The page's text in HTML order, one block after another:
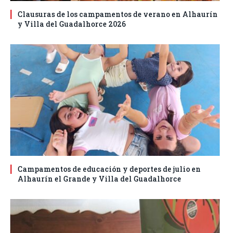
Clausuras de los campamentos de verano en Alhaurín
y Villa del Guadalhorce 2026
Campamentos de educación y deportes de julio en
Alhaurín el Grande y Villa del Guadalhorce